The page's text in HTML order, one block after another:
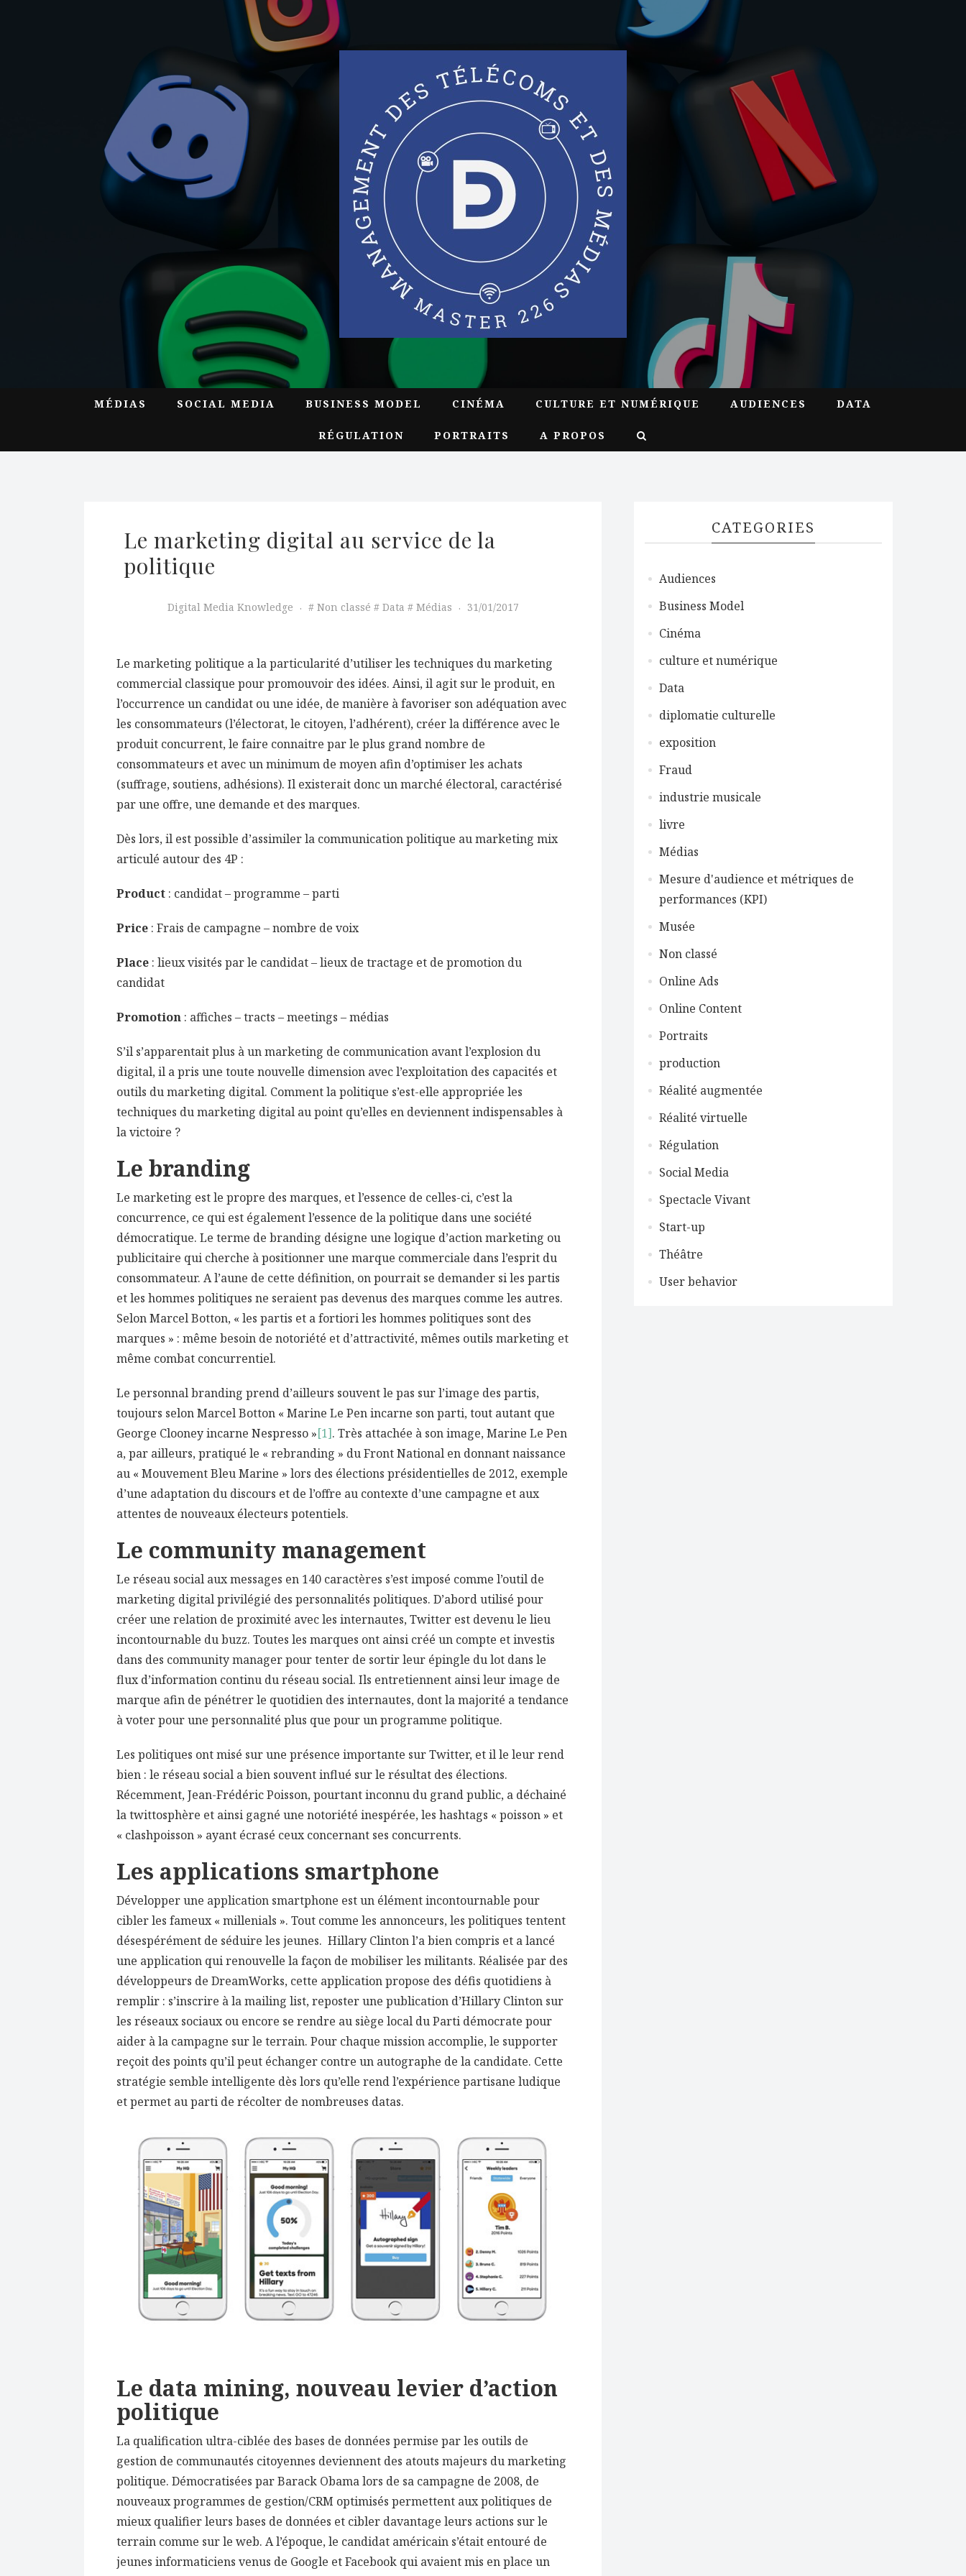
MÉDIAS SOCIAL MEDIA BUSINESS MODEL CINÉMA CULTURE ET NUMÉRIQUE AUDIENCES DATA
RÉGULATION PORTRAITS A PROPOS
Le marketing digital au service de la
politique
Digital Media Knowledge Non classé Data Médias 31/01/2017
Le marketing politique a la particularité d’utiliser les techniques du marketing
commercial classique pour promouvoir des idées. Ainsi, il agit sur le produit, en
l’occurrence un candidat ou une idée, de manière à favoriser son adéquation avec
les consommateurs (l’électorat, le citoyen, l’adhérent), créer la différence avec le
produit concurrent, le faire connaitre par le plus grand nombre de
consommateurs et avec un minimum de moyen afin d’optimiser les achats
(suffrage, soutiens, adhésions). Il existerait donc un marché électoral, caractérisé
par une offre, une demande et des marques.
Dès lors, il est possible d’assimiler la communication politique au marketing mix
articulé autour des 4P :
Product : candidat – programme – parti
Price : Frais de campagne – nombre de voix
Place : lieux visités par le candidat – lieux de tractage et de promotion du
candidat
Promotion : affiches – tracts – meetings – médias
S’il s’apparentait plus à un marketing de communication avant l’explosion du
digital, il a pris une toute nouvelle dimension avec l’exploitation des capacités et
outils du marketing digital. Comment la politique s’est-elle appropriée les
techniques du marketing digital au point qu’elles en deviennent indispensables à
la victoire ?
Le branding
Le marketing est le propre des marques, et l’essence de celles-ci, c’est la
concurrence, ce qui est également l’essence de la politique dans une société
démocratique. Le terme de branding désigne une logique d’action marketing ou
publicitaire qui cherche à positionner une marque commerciale dans l’esprit du
consommateur. A l’aune de cette définition, on pourrait se demander si les partis
et les hommes politiques ne seraient pas devenus des marques comme les autres.
Selon Marcel Botton, « les partis et a fortiori les hommes politiques sont des
marques » : même besoin de notoriété et d’attractivité, mêmes outils marketing et
même combat concurrentiel.
Le personnal branding prend d’ailleurs souvent le pas sur l’image des partis,
toujours selon Marcel Botton « Marine Le Pen incarne son parti, tout autant que
George Clooney incarne Nespresso »[1]. Très attachée à son image, Marine Le Pen
a, par ailleurs, pratiqué le « rebranding » du Front National en donnant naissance
au « Mouvement Bleu Marine » lors des élections présidentielles de 2012, exemple
d’une adaptation du discours et de l’offre au contexte d’une campagne et aux
attentes de nouveaux électeurs potentiels.
Le community management
Le réseau social aux messages en 140 caractères s’est imposé comme l’outil de
marketing digital privilégié des personnalités politiques. D’abord utilisé pour
créer une relation de proximité avec les internautes, Twitter est devenu le lieu
incontournable du buzz. Toutes les marques ont ainsi créé un compte et investis
dans des community manager pour tenter de sortir leur épingle du lot dans le
flux d’information continu du réseau social. Ils entretiennent ainsi leur image de
marque afin de pénétrer le quotidien des internautes, dont la majorité a tendance
à voter pour une personnalité plus que pour un programme politique.
Les politiques ont misé sur une présence importante sur Twitter, et il le leur rend
bien : le réseau social a bien souvent influé sur le résultat des élections.
Récemment, Jean-Frédéric Poisson, pourtant inconnu du grand public, a déchainé
la twittosphère et ainsi gagné une notoriété inespérée, les hashtags « poisson » et
« clashpoisson » ayant écrasé ceux concernant ses concurrents.
Les applications smartphone
Développer une application smartphone est un élément incontournable pour
cibler les fameux « millenials ». Tout comme les annonceurs, les politiques tentent
désespérément de séduire les jeunes. Hillary Clinton l’a bien compris et a lancé
une application qui renouvelle la façon de mobiliser les militants. Réalisée par des
développeurs de DreamWorks, cette application propose des défis quotidiens à
remplir : s’inscrire à la mailing list, reposter une publication d’Hillary Clinton sur
les réseaux sociaux ou encore se rendre au siège local du Parti démocrate pour
aider à la campagne sur le terrain. Pour chaque mission accomplie, le supporter
reçoit des points qu’il peut échanger contre un autographe de la candidate. Cette
stratégie semble intelligente dès lors qu’elle rend l’expérience partisane ludique
et permet au parti de récolter de nombreuses datas.
Le data mining, nouveau levier d’action
politique
La qualification ultra-ciblée des bases de données permise par les outils de
gestion de communautés citoyennes deviennent des atouts majeurs du marketing
politique. Démocratisées par Barack Obama lors de sa campagne de 2008, de
nouveaux programmes de gestion/CRM optimisés permettent aux politiques de
mieux qualifier leurs bases de données et cibler davantage leurs actions sur le
terrain comme sur le web. A l’époque, le candidat américain s’était entouré de
jeunes informaticiens venus de Google et Facebook qui avaient mis en place un
CATEGORIES
Audiences
Business Model
Cinéma
culture et numérique
Data
diplomatie culturelle
exposition
Fraud
industrie musicale
livre
Médias
Mesure d'audience et métriques de
performances (KPI)
Musée
Non classé
Online Ads
Online Content
Portraits
production
Réalité augmentée
Réalité virtuelle
Régulation
Social Media
Spectacle Vivant
Start-up
Théâtre
User behavior